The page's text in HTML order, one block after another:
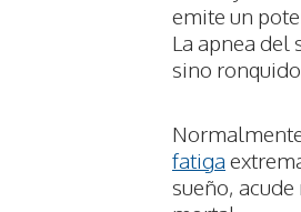
emite un
La apnea del
sino
fatiga
sueño,